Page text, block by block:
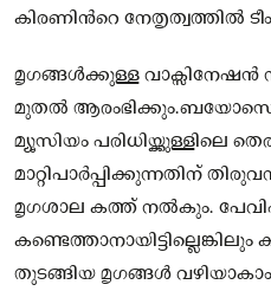
കിരണിന്‍റെ നേതൃത്വത്തിൽ
മൃഗങ്ങൾക്കുള്ള വാക്സിനേഷൻ
മുതൽ
മ്യൂസിയം പരിധിയ്ക്കുള്ളിലെ
മാറ്റിപാർപ്പിക്കുന്നതിന്
മൃഗശാല കത്ത് നൽകും.
കണ്ടെത്താനായിട്ടില്ലെങ്കിലും
തുടങ്ങിയ മൃഗങ്ങൾ വഴിയാകാം